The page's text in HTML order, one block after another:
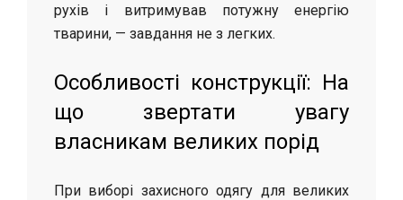
рухів і витримував потужну енергію
тварини, — завдання не з легких.
Особливості конструкції: На
що звертати увагу
власникам великих порід
При виборі захисного одягу для великих